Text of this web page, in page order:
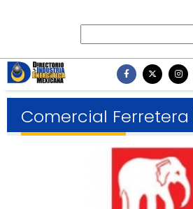
Comercial Ferretera